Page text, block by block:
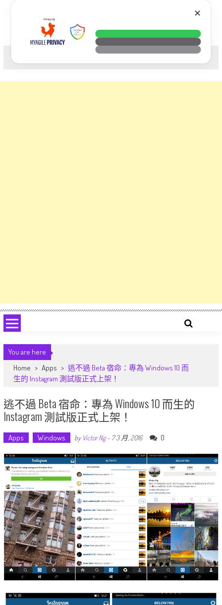
科技. 生活. 攝影.
You are here
Home > Apps > 逃不過 Beta 宿命：專為 Windows 10 而
生的 Instagram 測試版正式上架！
逃不過 Beta 宿命：專為 Windows 10 而生的
Instagram 測試版正式上架！
Apps Windows by Victor Ng- 7 3 月, 2016 0
✕